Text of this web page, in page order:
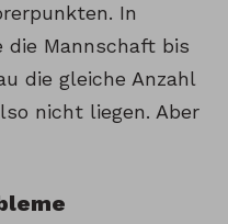
In
die Mannschaft bis
die gleiche Anzahl
nicht liegen. Aber